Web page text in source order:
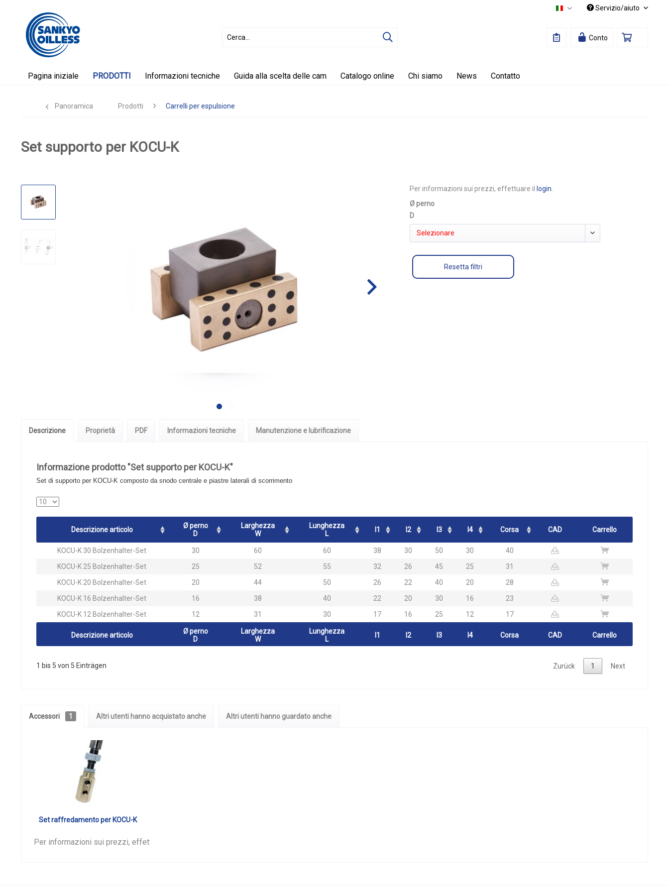
Italiano Servizio/aiuto
Conto
Pagina iniziale PRODOTTI Informazioni tecniche Guida alla scelta delle cam Catalogo online Chi siamo News Contatto
Panoramica Prodotti Carrelli per espulsione
Set supporto per KOCU-K
Per informazioni sui prezzi, effettuare il login
Ø perno
D
Selezionare
Resetta filtri
Descrizione Proprietà PDF Informazioni tecniche Manutenzione e lubrificazione
Informazione prodotto "Set supporto per KOCU-K"
Set di supporto per KOCU-K composto da snodo centrale e piastre laterali di scorrimento
Descrizione articolo
Ø perno
D
Larghezza
W
Lunghezza
L
l1 l2 l3 l4 Corsa CAD Carrello
KOCU-K 30 Bolzenhalter-Set 30 60 60 38 30 50 30
40
KOCU-K 25 Bolzenhalter-Set
25 52 55 32 26 45 25
31
KOCU-K 20 Bolzenhalter-Set
20 44 50 26 22 40 20
28
KOCU-K 16 Bolzenhalter-Set
16 38 40 22 20 30 16
23
KOCU-K 12 Bolzenhalter-Set
12 31 30 17 16 25 12 17
Descrizione articolo
Ø perno
D
Larghezza
W
Lunghezza
L
l1 l2 l3 l4 Corsa CAD Carrello
1 bis 5 von 5 Einträgen Zurück 1 Next
Accessori 1 Altri utenti hanno acquistato anche Altri utenti hanno guardato anche
Set raffredamento per KOCU-K
Per informazioni sui prezzi, effettuare il